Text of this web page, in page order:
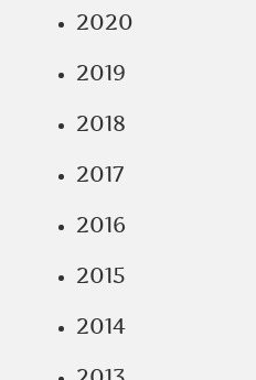
2020
2019
2018
2017
2016
2015
2014